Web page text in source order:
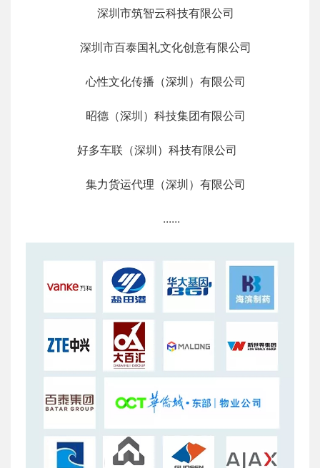
深圳市筑智云科技有限公司
深圳市百泰国礼文化创意有限公司
心性文化传播（深圳）有限公司
昭德（深圳）科技集团有限公司
好多车联（深圳）科技有限公司
集力货运代理（深圳）有限公司
......